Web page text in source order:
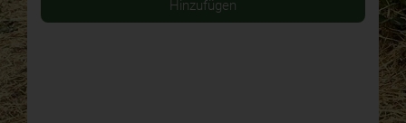
Hinzufügen